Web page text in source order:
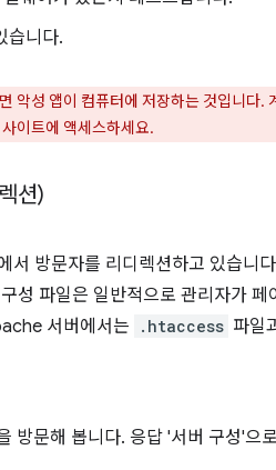
습니다.
악성 앱이 컴퓨터에 저장하는 것입니다.
이트에 액세스하세요.
션)
서 방문자를 리디렉션하고 있습니
성 파일은 일반적으로 관리자가
서버에서는
.htaccess 파일
방문해 봅니다. 응답 '서버 구성'으